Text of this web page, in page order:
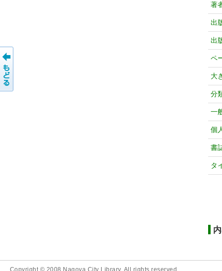
著
出
出
ペ
大
分
一
個
書
タ
Copyright © 2008 Nagoya City Library. All rights reserved.